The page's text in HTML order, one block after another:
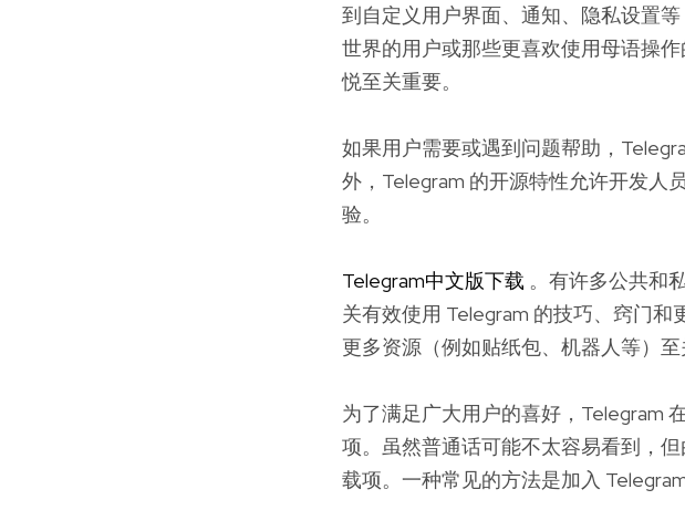
到自定义用户界面、通知、隐私设置
世界的用户或那些更喜欢使用母语操
悦至关重要。
如果用户需要或遇到问题帮助，
外，Telegram 的开源特性允许开发人
验。
Telegram中文版下载 。有许多公共和
关有效使用 Telegram 的技巧、窍门
更多资源（例如贴纸包、机器人等）至
为了满足广大用户的喜好，Telegram
项。虽然普通话可能不太容易看到，
载项。一种常见的方法是加入